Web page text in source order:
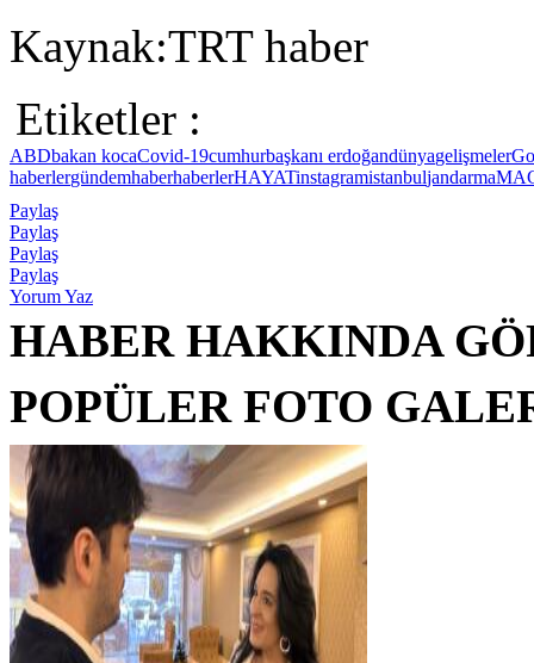
Kaynak:TRT haber
Etiketler :
ABDbakan kocaCovid-19cumhurbaşkanı erdoğandünyagelişmeler
haberlergündemhaberhaberlerHAYATinstagramistanbuljandarma
Paylaş
Paylaş
Paylaş
Paylaş
Yorum Yaz
HABER HAKKINDA
POPÜLER FOTO